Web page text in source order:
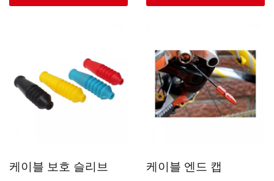
케이블 보호 슬리브 케이블 엔드 캡